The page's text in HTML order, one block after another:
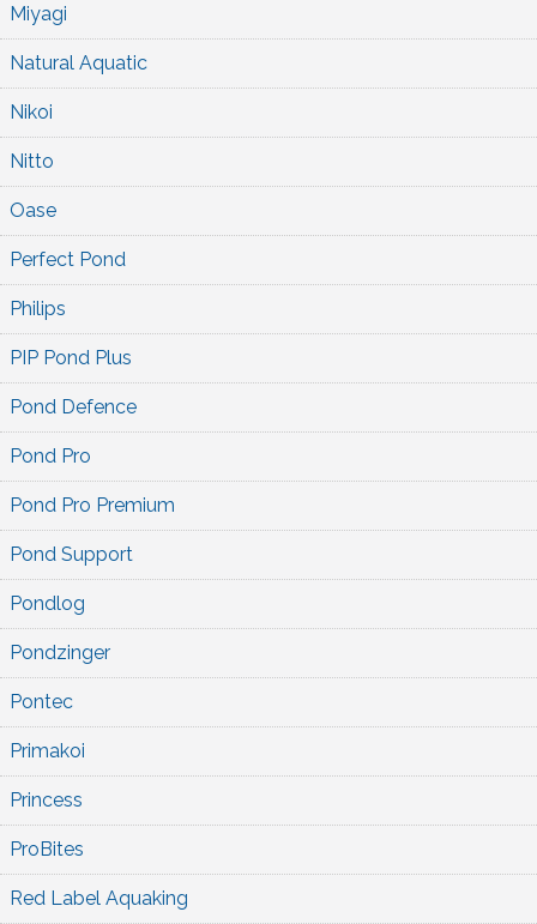
Miyagi
Natural Aquatic
Nikoi
Nitto
Oase
Perfect Pond
Philips
PIP Pond Plus
Pond Defence
Pond Pro
Pond Pro Premium
Pond Support
Pondlog
Pondzinger
Pontec
Primakoi
Princess
ProBites
Red Label Aquaking